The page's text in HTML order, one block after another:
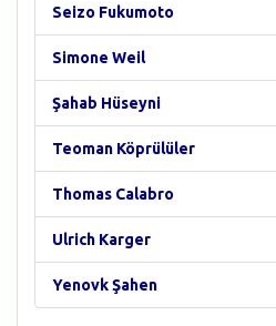
Seizo Fukumoto
Simone Weil
Şahab Hüseyni
Teoman Köprülüler
Thomas Calabro
Ulrich Karger
Yenovk Şahen